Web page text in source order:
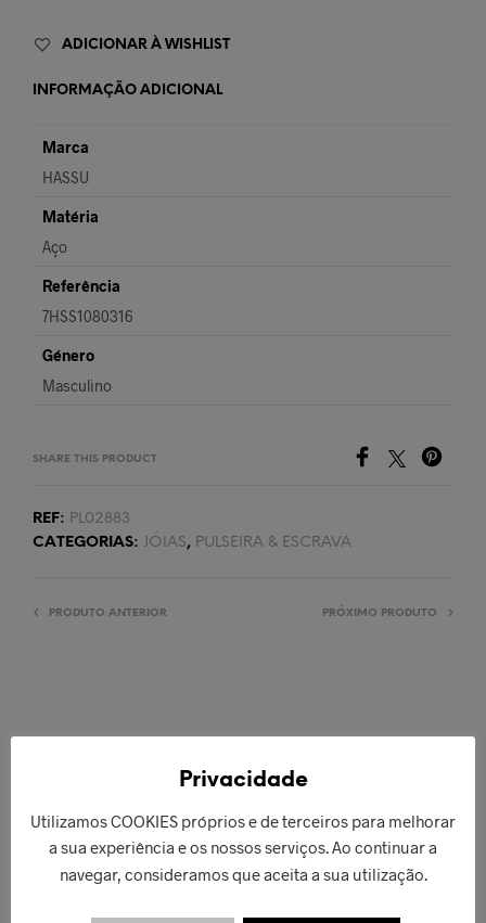
ADICIONAR À WISHLIST
INFORMAÇÃO ADICIONAL
Marca
HASSU
Matéria
Aço
Referência
7HSS1080316
Género
Masculino
SHARE THIS PRODUCT
REF: PL02883
CATEGORIAS: JÓIAS, PULSEIRA & ESCRAVA
PRODUTO ANTERIOR PRÓXIMO PRODUTO
ESGOTADO!
Privacidade
Utilizamos COOKIES próprios e de terceiros para melhorar
a sua experiência e os nossos serviços. Ao continuar a
navegar, consideramos que aceita a sua utilização.